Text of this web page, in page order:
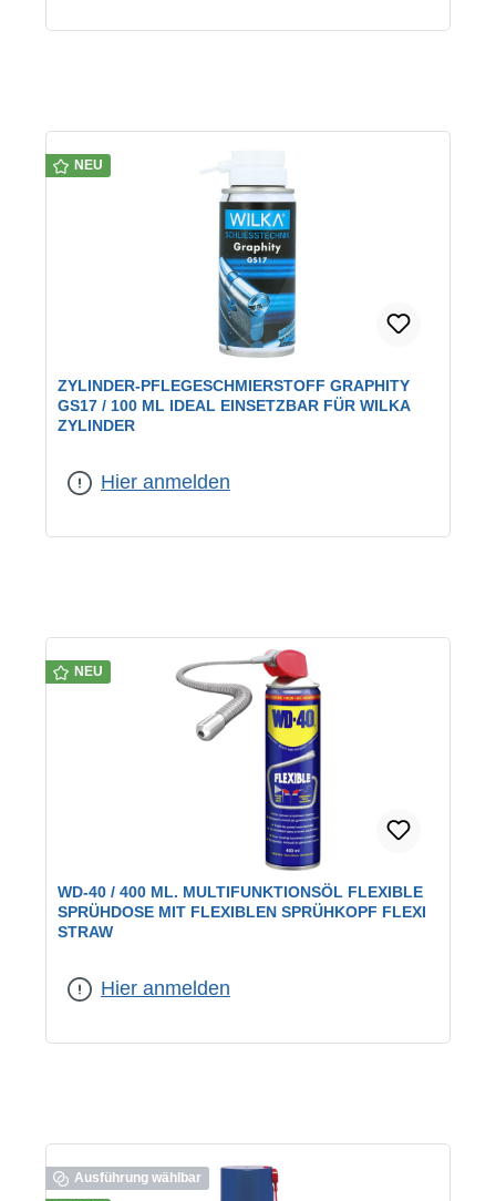
NEU
ZYLINDER-PFLEGESCHMIERSTOFF GRAPHITY
GS17 / 100 ML IDEAL EINSETZBAR FÜR WILKA
ZYLINDER
Hier anmelden
NEU
WD-40 / 400 ML. MULTIFUNKTIONSÖL FLEXIBLE
SPRÜHDOSE MIT FLEXIBLEN SPRÜHKOPF FLEXI
STRAW
Hier anmelden
Ausführung wählbar